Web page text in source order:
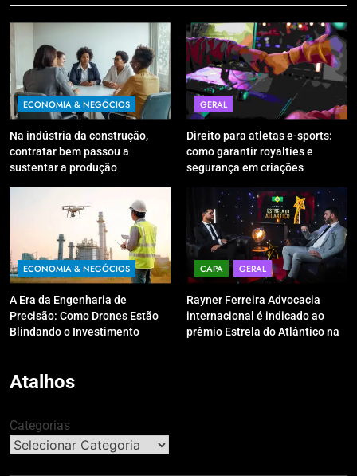
ECONOMIA & NEGÓCIOS
Na indústria da construção,
contratar bem passou a
sustentar a produção
GERAL
Direito para atletas e-sports:
como garantir royalties e
segurança em criações
ECONOMIA & NEGÓCIOS
A Era da Engenharia de
Precisão: Como Drones Estão
Blindando o Investimento
CAPA GERAL
Rayner Ferreira Advocacia
internacional é indicado ao
prêmio Estrela do Atlântico na
Atalhos
Categorias